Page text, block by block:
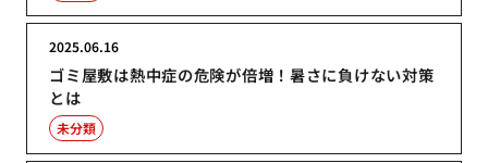
ゴミ屋敷は熱中症の危険が倍増！暑さに負けない対策
とは
2025.06.16
未分類